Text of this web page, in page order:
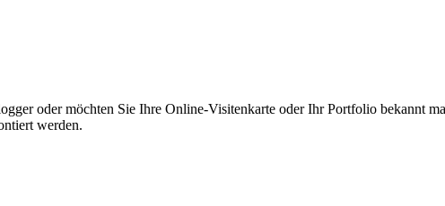
oder möchten Sie Ihre Online-Visitenkarte oder Ihr Portfolio bekannt
werden.